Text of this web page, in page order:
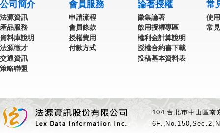
公司簡介
法源資訊
產品服務
資料庫說明
法源徵才
交通資訊
策略聯盟
會員服務
申請流程
會員條款
授權費用
付款方式
論著授權
徵集論著
啟用授權專區
權利金計算說明
授權合約書下載
投稿基本資料表
常
使
常
104 台北市中山區